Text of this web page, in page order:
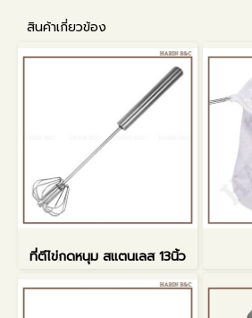
สินค้าเกี่ยวข้อง
ที่ตีไข่กดหนุม สแตนเลส 13นิ้ว